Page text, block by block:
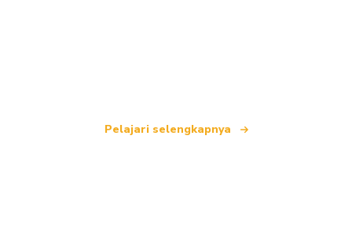
Pelajari selengkapnya